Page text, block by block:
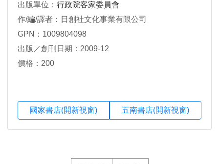
出版單位： 行政院客家委員會
作/編/譯者：日創社文化事業有限公司
GPN：1009804098
出版／創刊日期：2009-12
價格：200
國家書店(開新視窗) 五南書店(開新視窗)